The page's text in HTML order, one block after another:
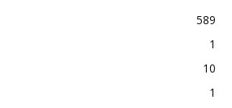
589
1
10
1